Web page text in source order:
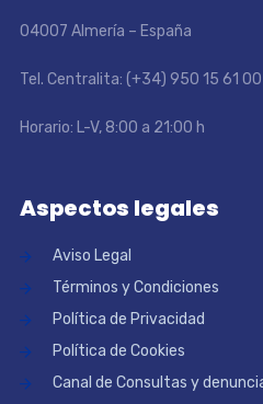
04007 Almería – España
Tel. Centralita: (+34) 950 15 61 00
Horario: L-V, 8:00 a 21:00 h
Aspectos legales
Aviso Legal
Términos y Condiciones
Política de Privacidad
Política de Cookies
Canal de Consultas y